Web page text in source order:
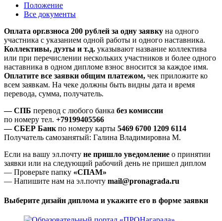
Положение
Все документы
Оплата орг.взноса 200 рублей за одну заявку на одного
участника с указанием одной работы и одного наставника.
Коллективы, дуэты и т.д. указывают название коллектива
или при перечислении нескольких участников и более одного
наставника в одном дипломе взнос вносится за каждое имя.
Оплатите все заявки общим платежом, чек приложите ко
всем заявкам. На чеке должны быть видны дата и время
перевода, сумма, получатель.
— СПБ перевод с любого банка без комиссии
по номеру тел. +79199405566
— СБЕР Банк по номеру карты 5469 6700 1209 6114
Получатель самозанятый: Галина Владимировна М.
Если на вашу эл.почту не пришло уведомление о принятии
заявки или на следующий рабочий день не пришел диплом
— Проверьте папку «СПАМ»
— Напишите нам на эл.почту mail@pronagrada.ru
Выберите дизайн диплома и укажите его в форме заявки